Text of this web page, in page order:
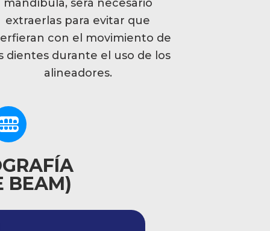
mandíbula, será necesario
extraerlas para evitar que
con el movimiento de
dientes durante el uso de los
alineadores.
BEAM)